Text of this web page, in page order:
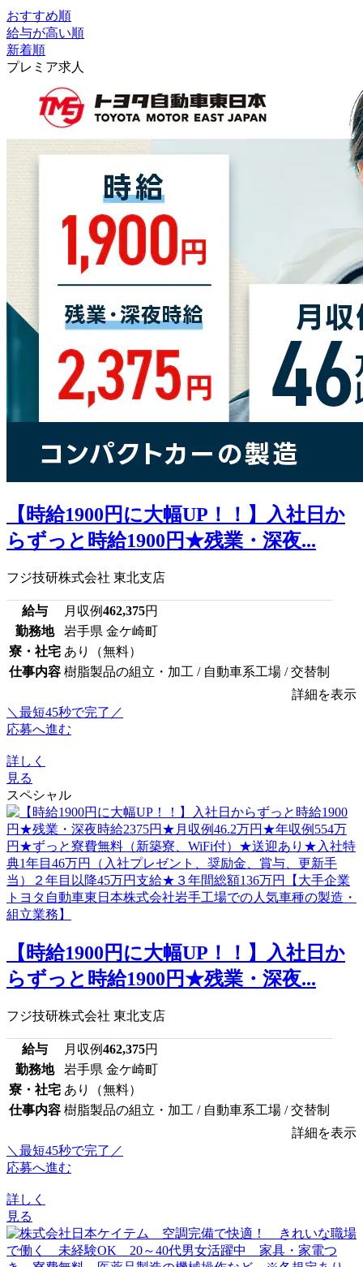
おすすめ順
給与が高い順
新着順
プレミア求人
【時給1900円に大幅UP！！】入社日か
らずっと時給1900円★残業・深夜...
フジ技研株式会社 東北支店
給与 月収例462,375円
勤務地
岩手県 金ケ崎町
寮・社宅 あり（無料）
仕事内容 樹脂製品の組立・加工 / 自動車系工場 / 交替制
詳細を表示
＼最短45秒で完了／
応募へ進む
詳しく
見る
スペシャル
【時給1900円に大幅UP！！】入社日か
らずっと時給1900円★残業・深夜...
フジ技研株式会社 東北支店
給与 月収例462,375円
勤務地
岩手県 金ケ崎町
寮・社宅 あり（無料）
仕事内容 樹脂製品の組立・加工 / 自動車系工場 / 交替制
詳細を表示
＼最短45秒で完了／
応募へ進む
詳しく
見る